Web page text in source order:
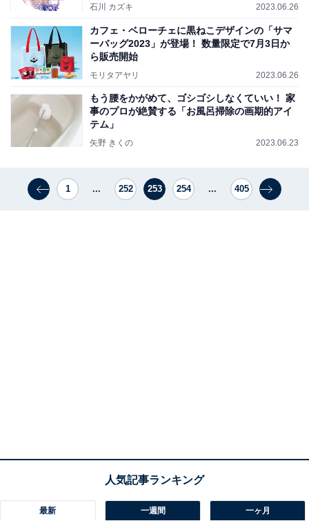
石川 カズキ 2023.06.26
カフェ・ベローチェに黒ねこデザインの「サマ
ーバッグ2023」が登場！ 数量限定で7月3日か
ら販売開始
モリタアヤリ 2023.06.26
もう腰をかがめて、ゴシゴシしなくていい！ 家
事のプロが絶賛する「お風呂掃除の画期的アイ
テム」
矢野 きくの 2023.06.23
1 ... 252 253 254 ... 405
最新 一週間 一ヶ月